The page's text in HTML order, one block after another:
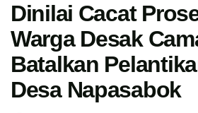
Dinilai Cacat
Warga Desak
Batalkan
Desa Napasabok